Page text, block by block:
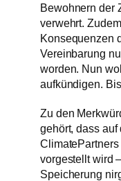
Bewohnern der
verwehrt.
Konsequenzen
Vereinbarung
worden. Nun
aufkündigen.
Zu den
gehört, dass
vorgestellt wird
Speicherung